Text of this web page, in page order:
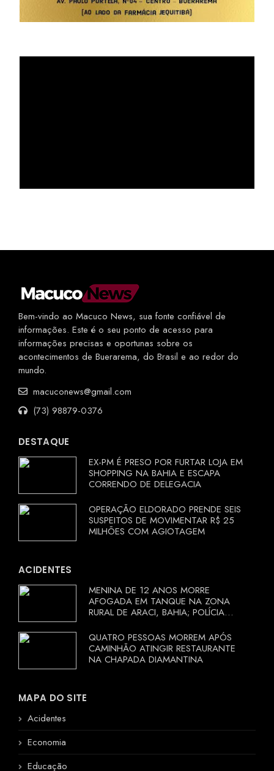
Bem-vindo ao Macuco News, sua fonte confiável de
informações. Este é o seu ponto de acesso para
informações precisas e oportunas sobre os
acontecimentos de Buerarema, do Brasil e ao redor do
mundo.
macuconews@gmail.com
(73) 98879-0376
DESTAQUE
EX-PM É PRESO POR FURTAR LOJA EM
SHOPPING NA BAHIA E ESCAPA
CORRENDO DE DELEGACIA
OPERAÇÃO ELDORADO PRENDE SEIS
SUSPEITOS DE MOVIMENTAR R$ 25
MILHÕES COM AGIOTAGEM
ACIDENTES
MENINA DE 12 ANOS MORRE
AFOGADA EM TANQUE NA ZONA
RURAL DE ARACI, BAHIA; POLÍCIA
QUATRO PESSOAS MORREM APÓS
CAMINHÃO ATINGIR RESTAURANTE
NA CHAPADA DIAMANTINA
MAPA DO SITE
Acidentes
Economia
Educação